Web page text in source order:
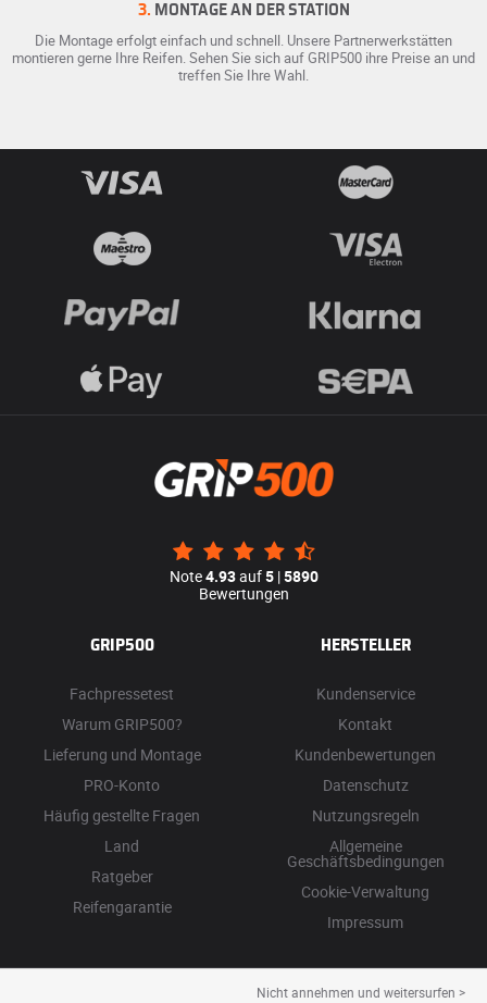
3. MONTAGE AN DER STATION
Die Montage erfolgt einfach und schnell. Unsere Partnerwerkstätten
montieren gerne Ihre Reifen. Sehen Sie sich auf GRIP500 ihre Preise an und
treffen Sie Ihre Wahl.
Note4.93auf5|5890
Bewertungen
GRIP500
Fachpressetest
Warum GRIP500?
Lieferung und Montage
PRO-Konto
Häufig gestellte Fragen
Land
Ratgeber
Reifengarantie
HERSTELLER
Kundenservice
Kontakt
Kundenbewertungen
Datenschutz
Nutzungsregeln
Allgemeine
Geschäftsbedingungen
Cookie-Verwaltung
Impressum
Nicht annehmen und weitersurfen >